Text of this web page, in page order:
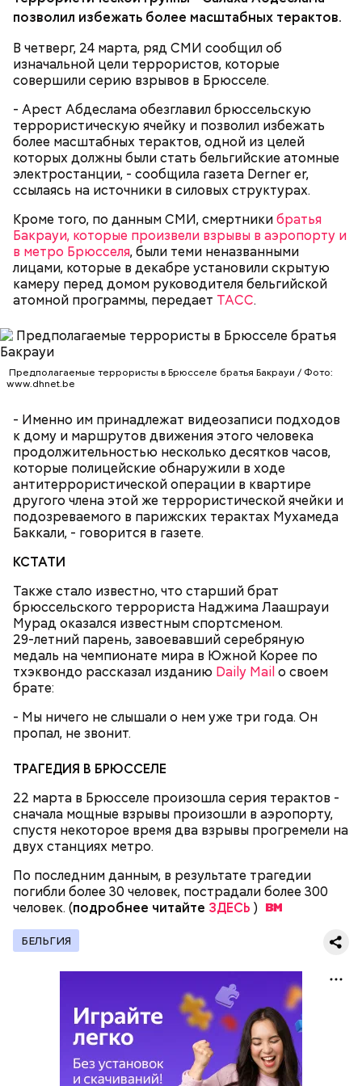
позволил избежать более масштабных терактов.
В четверг, 24 марта, ряд СМИ сообщил об
изначальной цели террористов, которые
совершили серию взрывов в Брюсселе.
- Арест Абдеслама обезглавил брюссельскую
террористическую ячейку и позволил избежать
более масштабных терактов, одной из целей
которых должны были стать бельгийские атомные
электростанции, - сообщила газета Derner er,
ссылаясь на источники в силовых структурах.
Кроме того, по данным СМИ, смертникибратья
Бакрауи, которые произвели взрывы в аэропорту и
в метро Брюсселя, были теми неназванными
лицами, которые в декабре установили скрытую
камеру перед домом руководителя бельгийской
атомной программы, передает ТАСС.
Предполагаемые террористы в Брюсселе братья Бакрауи / Фото:
www.dhnet.be
- Именно им принадлежат видеозаписи подходов
к дому и маршрутов движения этого человека
продолжительностью несколько десятков часов,
которые полицейские обнаружили в ходе
антитеррористической операции в квартире
другого члена этой же террористической ячейки и
подозреваемого в парижских терактах Мухамеда
Баккали, - говорится в газете.
КСТАТИ
Также стало известно, что старший брат
брюссельского террориста Наджима Лаашрауи
Мурад оказался известным спортсменом.
29-летний парень, завоевавший серебряную
медаль на чемпионате мира в Южной Корее по
тхэквондо рассказал изданию Daily Mail о своем
брате:
- Мы ничего не слышали о нем уже три года. Он
пропал, не звонит.
ТРАГЕДИЯ В БРЮССЕЛЕ
22 марта в Брюсселе произошла серия терактов -
сначала мощные взрывы произошли в аэропорту,
спустя некоторое время два взрывы прогремели на
двух станциях метро.
По последним данным, в результате трагедии
погибли более 30 человек, пострадали более 300
человек. (подробнее читайте ЗДЕСЬ )
БЕЛЬГИЯ
Как рассказывает Житие, преподобный родился в
Как гласит предание, совершая паломничество в
Иерусалим, Николай Чудотворец по просьбе
отчаявшихся путников молитвой успокоил
разбушевавшееся море.
А еще, удержав меч палача, святой Николай спас от
смерти трех мужей, невинно осужденных
корыстолюбивым градоначальником.
добрых дел во славу Божию.
Святитель Николай дожил до глубокой старости и
скончался в середине IV века. По церковному
преданию, мощи святого сохранились нетленными
и источали чудесное миро, от которого исцелилось
множество людей. В 1087 году мощи Николая
Угодника были перенесены в итальянский город
Бар (Бари), где находятся и поныне.
Понадобятся:
2-3 картофелины,
1 некрупное яблоко,
1 некрупный помидор,
2 корня сельдерея,
Очищенный сырой салатный сельдерей
нарезать вареный картофель. Продукты
перемешать, полить салатной заправкой, выложить
в салатник горкой и украсить веточками
сельдерея, кусочками свежих помидоров и
ломтиками яблок.
Кабачки в овощном соусе